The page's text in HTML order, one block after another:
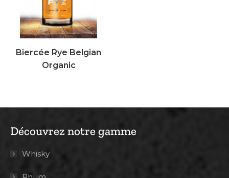
Biercée Rye Belgian
Organic
Découvrez notre gamme
Whisky